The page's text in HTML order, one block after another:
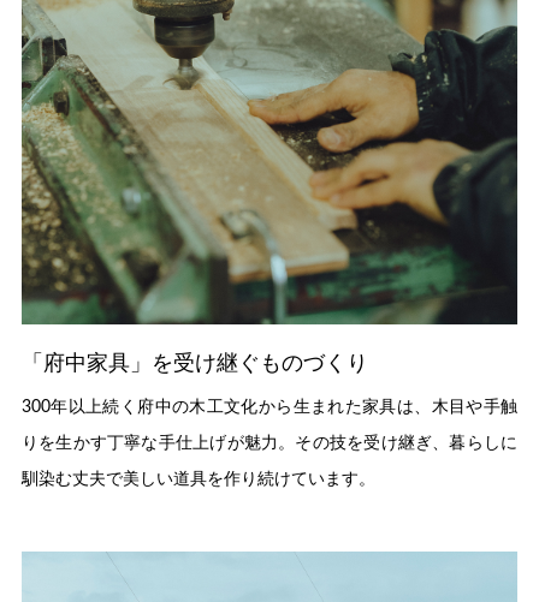
「府中家具」を受け継ぐものづくり
300年以上続く府中の木工文化から生まれた家具は、木目や手触
りを生かす丁寧な手仕上げが魅力。その技を受け継ぎ、暮らしに
馴染む丈夫で美しい道具を作り続けています。